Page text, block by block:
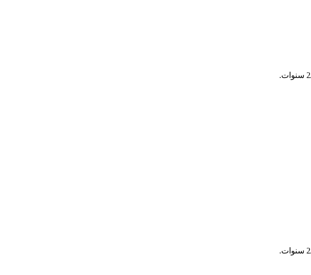
تتجدّد مقابل MAD ⁦248.99⁩/الشهر لـ2 سنوات.
تتجدّد مقابل MAD ⁦455.99⁩/الشهر لـ2 سنوات.